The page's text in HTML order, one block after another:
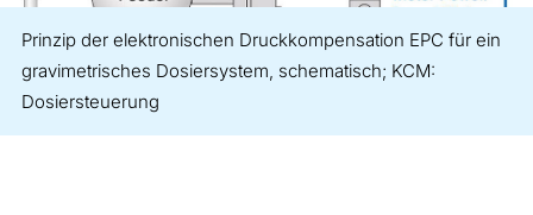
Prinzip der elektronischen Druckkompensation EPC für ein
gravimetrisches Dosiersystem, schematisch; KCM:
Dosiersteuerung